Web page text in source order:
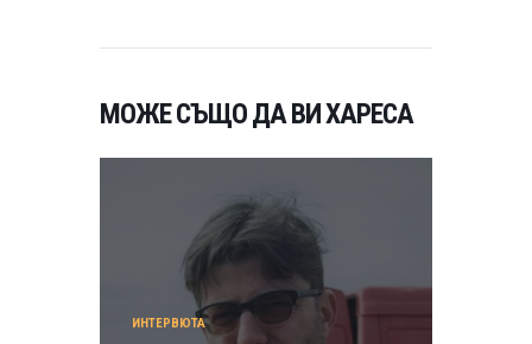
МОЖЕ СЪЩО ДА ВИ ХАРЕСА
ИНТЕРВЮТА